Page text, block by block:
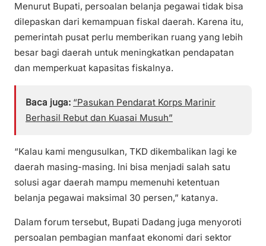
Menurut Bupati, persoalan belanja pegawai tidak bisa
dilepaskan dari kemampuan fiskal daerah. Karena itu,
pemerintah pusat perlu memberikan ruang yang lebih
besar bagi daerah untuk meningkatkan pendapatan
dan memperkuat kapasitas fiskalnya.
Baca juga: “Pasukan Pendarat Korps Marinir
Berhasil Rebut dan Kuasai Musuh”
“Kalau kami mengusulkan, TKD dikembalikan lagi ke
daerah masing-masing. Ini bisa menjadi salah satu
solusi agar daerah mampu memenuhi ketentuan
belanja pegawai maksimal 30 persen,” katanya.
Dalam forum tersebut, Bupati Dadang juga menyoroti
persoalan pembagian manfaat ekonomi dari sektor